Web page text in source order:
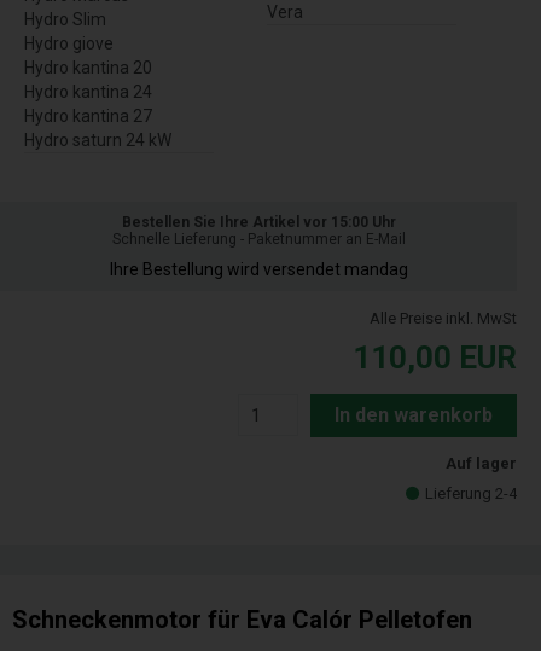
Hydro Slim
Hydro giove
Hydro kantina 20
Hydro kantina 24
Hydro kantina 27
Hydro saturn 24 kW
Vera
Bestellen Sie Ihre Artikel vor 15:00 Uhr
Schnelle Lieferung - Paketnummer an E-Mail
Ihre Bestellung wird versendet mandag
Alle Preise inkl. MwSt
110,00 EUR
In den warenkorb
Auf lager
Lieferung 2-4
Schneckenmotor für Eva Calór Pelletofen